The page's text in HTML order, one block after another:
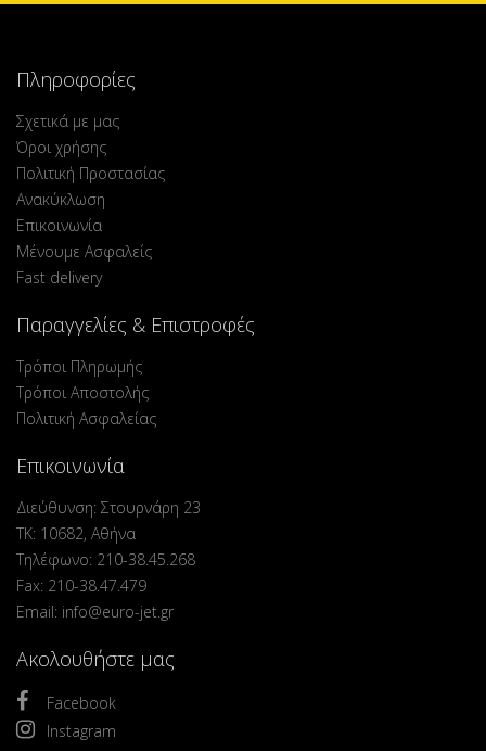
Πληροφορίες
Σχετικά με μας
Όροι χρήσης
Πολιτική Προστασίας
Ανακύκλωση
Επικοινωνία
Μένουμε Ασφαλείς
Fast delivery
Παραγγελίες & Επιστροφές
Τρόποι Πληρωμής
Τρόποι Αποστολής
Πολιτική Ασφαλείας
Επικοινωνία
Διεύθυνση: Στουρνάρη 23
ΤΚ: 10682, Αθήνα
Τηλέφωνο: 210-38.45.268
Fax: 210-38.47.479
Email: info@euro-jet.gr
Ακολουθήστε μας
Facebook
Instagram